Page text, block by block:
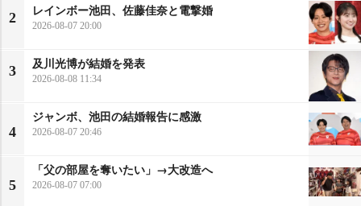
2
レインボー池田、佐藤佳奈と電撃婚
2026-08-07 20:00
3
及川光博が結婚を発表
2026-08-08 11:34
4
ジャンボ、池田の結婚報告に感激
2026-08-07 20:46
5
「父の部屋を奪いたい」→大改造へ
2026-08-07 07:00